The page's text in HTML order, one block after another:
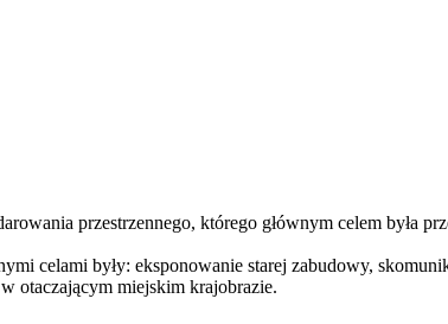
przestrzennego, którego głównym celem była
celami były: eksponowanie starej zabudowy,
otaczającym miejskim krajobrazie.